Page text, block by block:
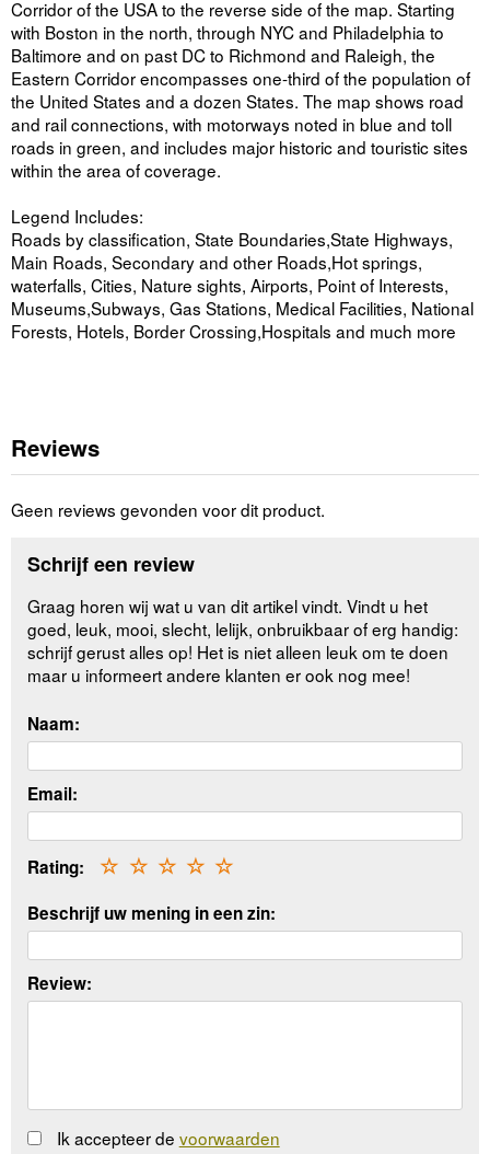
Corridor of the USA to the reverse side of the map. Starting
with Boston in the north, through NYC and Philadelphia to
Baltimore and on past DC to Richmond and Raleigh, the
Eastern Corridor encompasses one-third of the population of
the United States and a dozen States. The map shows road
and rail connections, with motorways noted in blue and toll
roads in green, and includes major historic and touristic sites
within the area of coverage.
Legend Includes:
Roads by classification, State Boundaries,State Highways,
Main Roads, Secondary and other Roads,Hot springs,
waterfalls, Cities, Nature sights, Airports, Point of Interests,
Museums,Subways, Gas Stations, Medical Facilities, National
Forests, Hotels, Border Crossing,Hospitals and much more
Reviews
Geen reviews gevonden voor dit product.
Schrijf een review
Graag horen wij wat u van dit artikel vindt. Vindt u het
goed, leuk, mooi, slecht, lelijk, onbruikbaar of erg handig:
schrijf gerust alles op! Het is niet alleen leuk om te doen
maar u informeert andere klanten er ook nog mee!
Naam:
Email:
Rating: ☆
☆
☆
☆
☆
Beschrijf uw mening in een zin:
Review:
Ik accepteer de voorwaarden